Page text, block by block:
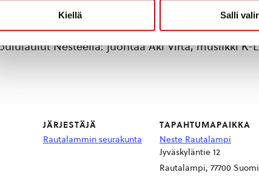
Kiellä Salli
Nesteellä: juontaa Aki Virta, musiikki K-
JÄRJESTÄJÄ
Rautalammin seurakunta
TAPAHTUMAPAIKKA
Neste Rautalampi
Jyväskyläntie 12
Rautalampi, 77700 Suomi